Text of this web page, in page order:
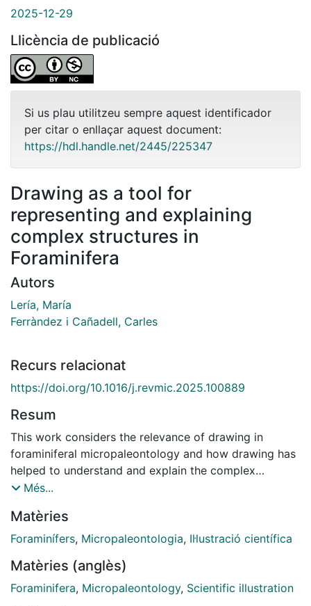
2025-12-29
Llicència de publicació
Si us plau utilitzeu sempre aquest identificador
per citar o enllaçar aquest document:
https://hdl.handle.net/2445/225347
Drawing as a tool for
representing and explaining
complex structures in
Foraminifera
Autors
Lería, María
Ferràndez i Cañadell, Carles
Recurs relacionat
https://doi.org/10.1016/j.revmic.2025.100889
Resum
This work considers the relevance of drawing in
foraminiferal micropaleontology and how drawing has
helped to understand and explain the complex
architecture of foraminiferal tests. We present a brief
drawing plays a significant role. The objective is to
detect milestones in the illustration of foraminifera
evolution of the drawing techniques and concepts
applied. Drawing is influenced by technological
Més...
Matèries
Foraminífers, Micropaleontologia, Il·lustració científica
Matèries (anglès)
Foraminifera, Micropaleontology, Scientific illustration